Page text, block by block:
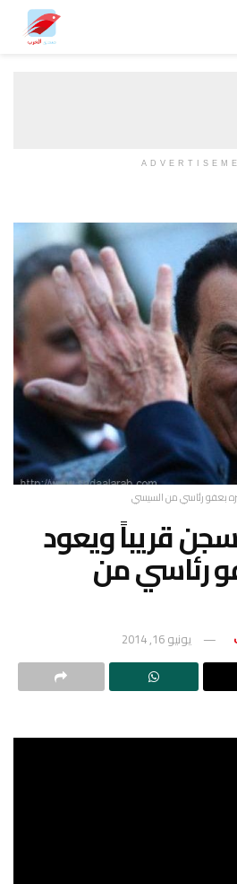
بعفو رئاسي من السيسي
قريباً ويعود
رئاسي من
يونيو 16, 2014